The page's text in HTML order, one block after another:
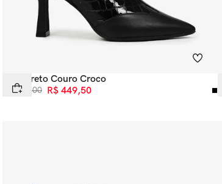
Bota Preto Couro Croco
R$ 899 ,00 R$ 449,50